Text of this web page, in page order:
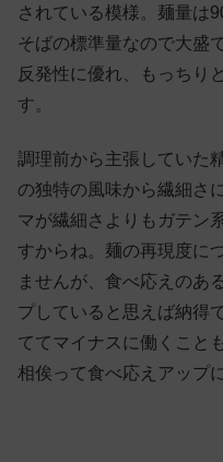
されている模様。麺量は
そばの標準量なので大盛
反発性に優れ、もっちり
す。
調理前から主張していた
の独特の風味から繊細さ
マが繊細さよりもガテン
すからね。麺の再現度に
ませんが、食べ応えのあ
プしていると思えば納得
ててマイナスに働くこと
相俟って食べ応えアップ